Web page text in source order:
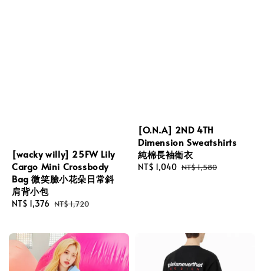
[wacky willy] 25FW Lily
Cargo Mini Crossbody
Bag 微笑臉小花朵日常斜
肩背小包
Sale
NT$ 1,376 Regular
NT$ 1,720
[O.N.A] 2ND 4TH
Dimension Sweatshirts
純棉長袖衛衣
Sale
NT$ 1,040 Regular
NT$ 1,580